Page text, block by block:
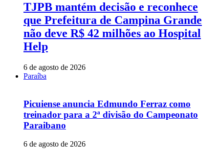
TJPB mantém decisão e reconhece
que Prefeitura de Campina Grande
não deve R$ 42 milhões ao Hospital
Help
6 de agosto de 2026
Paraíba
Picuiense anuncia Edmundo Ferraz como
treinador para a 2ª divisão do Campeonato
Paraibano
6 de agosto de 2026